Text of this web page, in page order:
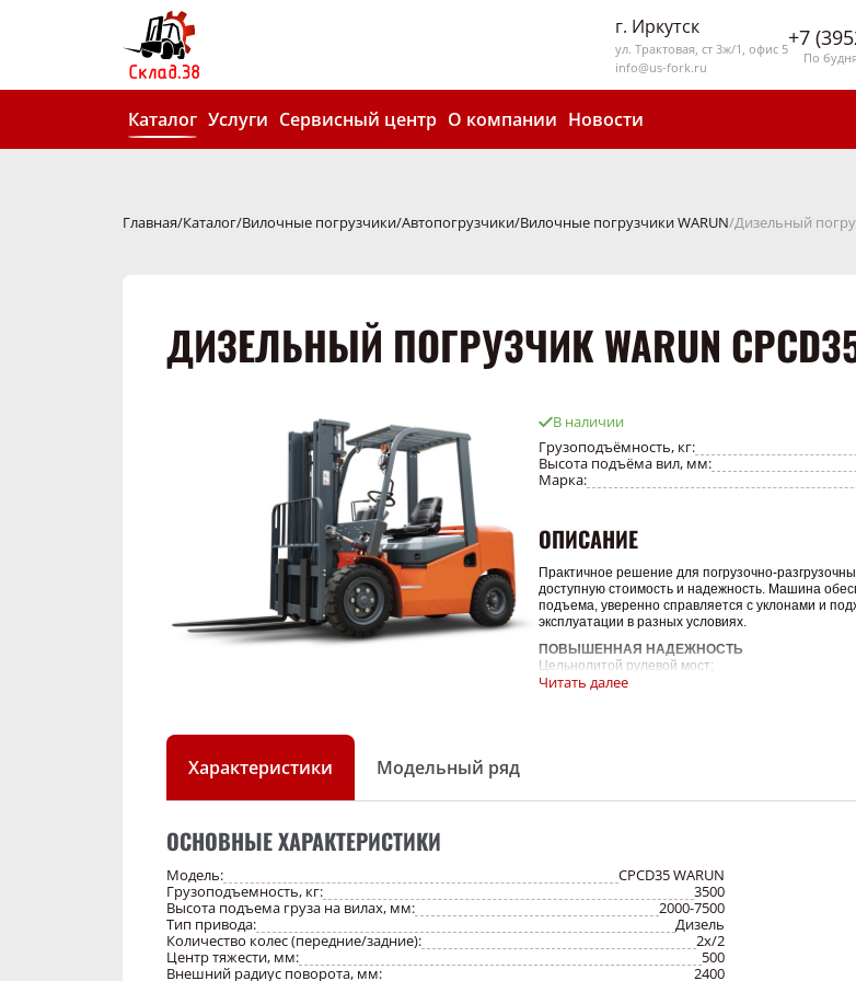
г. Иркутск
ул. Трактовая, ст 3ж/1, офис 5
info@us-fork.ru
+7
По
Каталог Услуги Сервисный центр О компании Новости
Главная Каталог Вилочные погрузчики Автопогрузчики Вилочные погрузчики WARUN Дизельный
ДИЗЕЛЬНЫЙ ПОГРУЗЧИК WARUN
В наличии
Грузоподъёмность, кг:
Высота подъёма вил, мм:
Марка:
ОПИСАНИЕ
Практичное решение для погрузочно-
доступную стоимость и надежность. Машина
подъема, уверенно справляется с уклонами и
эксплуатации в разных условиях.
ПОВЫШЕННАЯ НАДЕЖНОСТЬ
Цельнолитой рулевой мост;
Повышена прочность и жесткость мачты;
повышает эффективность гидросистемы;
Снижена вибрация;
Снижены потери давления в гидравлической
Светодиодные лампы входят в стандартную
ПОВЫШЕННАЯ ЭФФЕКТИВНОСТЬ РАБОТЫ
Увеличена скорость подъема вил;
Уменьшен радиус поворота;
Читать далее
Характеристики Модельный ряд
ОСНОВНЫЕ ХАРАКТЕРИСТИКИ
Модель:
CPCD35 WARUN
Грузоподъемность, кг:
3500
Высота подъема груза на вилах, мм:
2000-7500
Тип привода:
Дизель
Количество колес (передние/задние):
2х/2
Центр тяжести, мм:
500
Внешний радиус поворота, мм:
2400